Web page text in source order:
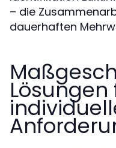
– die
dauerhaften
Lösungen